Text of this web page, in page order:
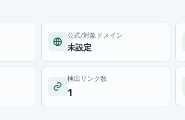
公式/対象ドメイン
未設定
検出リンク数
1